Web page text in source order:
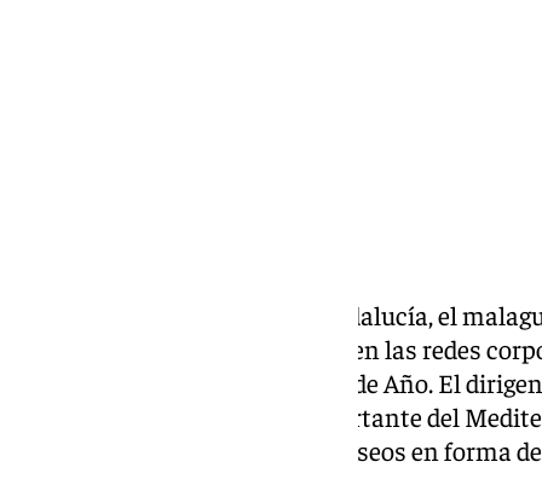
El presidente de la Junta de Andalucía, el
emitido en sus redes sociales y en las redes
autonómico su mensaje de Fin de Año. El
Algeciras, la dársena más importante del
a 2024 y reiterar sus mejores deseos en forma